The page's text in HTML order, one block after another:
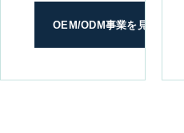
OEM/ODM事業を見る